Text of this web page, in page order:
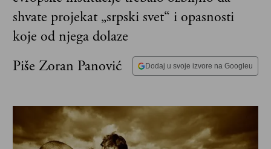
shvate projekat „srpski svet“ i opasnosti
koje od njega dolaze
Piše Zoran Panović
Dodaj u svoje izvore na Googleu